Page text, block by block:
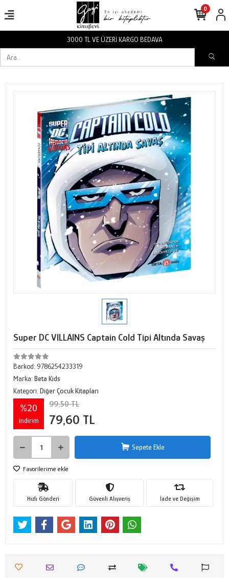
3000 TL VE ÜZERİ KARGO BEDAVA
0
Super DC VILLAINS Captain Cold Tipi Altında Savaş
Barkod: 9786254233319
Marka: Beta Kids
Kategori: Diğer Çocuk Kitapları
%20
indirim
99,50 TL
79,60 TL
Sepete Ekle
Favorilerime ekle
Hızlı Gönderi Güvenli Alışveriş İade ve Değişim